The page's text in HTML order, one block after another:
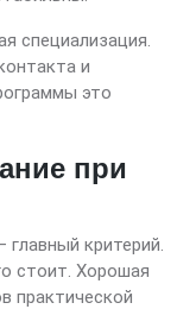
специализация.
и
это
при
критерий.
стоит. Хорошая
практической